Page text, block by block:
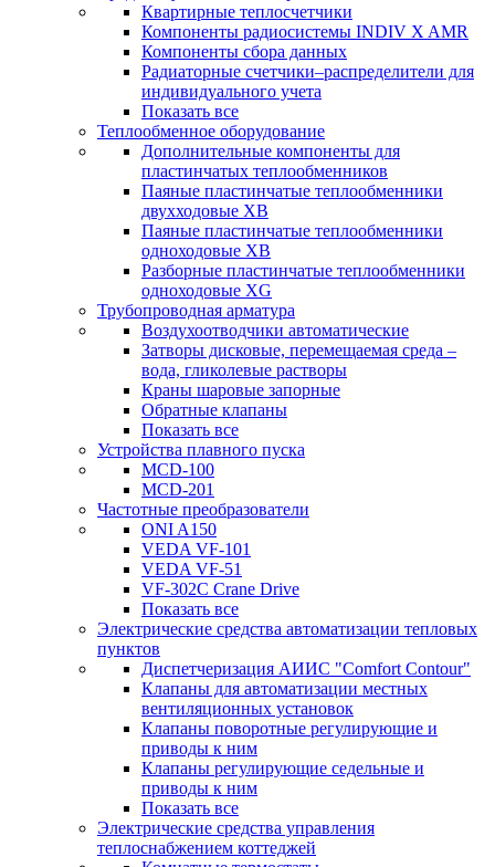
Квартирные теплосчетчики
Компоненты радиосистемы INDIV X AMR
Компоненты сбора данных
Радиаторные счетчики–распределители для
индивидуального учета
Показать все
Теплообменное оборудование
Дополнительные компоненты для
пластинчатых теплообменников
Паяные пластинчатые теплообменники
двухходовые XB
Паяные пластинчатые теплообменники
одноходовые ХВ
Разборные пластинчатые теплообменники
одноходовые ХG
Трубопроводная арматура
Воздухоотводчики автоматические
Затворы дисковые, перемещаемая среда –
вода, гликолевые растворы
Краны шаровые запорные
Обратные клапаны
Показать все
Устройства плавного пуска
MCD-100
MCD-201
Частотные преобразователи
ONI A150
VEDA VF-101
VEDA VF-51
VF-302C Crane Drive
Показать все
Электрические средства автоматизации тепловых
пунктов
Диспетчеризация АИИС "Comfort Contour"
Клапаны для автоматизации местных
вентиляционных установок
Клапаны поворотные регулирующие и
приводы к ним
Клапаны регулирующие седельные и
приводы к ним
Показать все
Электрические средства управления
теплоснабжением коттеджей